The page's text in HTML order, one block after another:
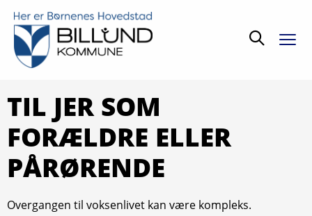
Søg
TIL JER SOM
FORÆLDRE ELLER
PÅRØRENDE
Overgangen til voksenlivet kan være kompleks.